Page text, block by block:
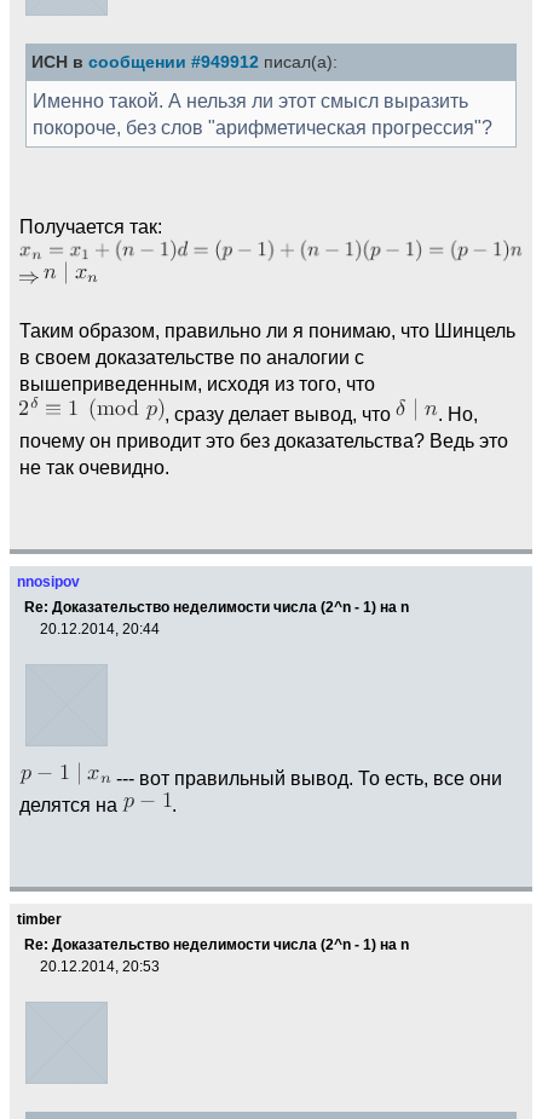
ИСН в сообщении #949912 писал(а):
Именно такой. А нельзя ли этот смысл выразить
покороче, без слов "арифметическая прогрессия"?
Получается так:
Таким образом, правильно ли я понимаю, что Шинцель
в своем доказательстве по аналогии с
вышеприведенным, исходя из того, что
, сразу делает вывод, что
. Но,
почему он приводит это без доказательства? Ведь это
не так очевидно.
nnosipov
Re: Доказательство неделимости числа (2^n - 1) на n
20.12.2014, 20:44
--- вот правильный вывод. То есть, все они
делятся на
.
timber
Re: Доказательство неделимости числа (2^n - 1) на n
20.12.2014, 20:53